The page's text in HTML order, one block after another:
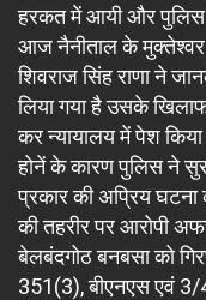
हरकत में आयी और पुलिस
आज नैनीताल के
शिवराज सिंह राणा ने
लिया गया है उसके
कर न्यायालय में पेश किया
होनें के कारण पुलिस ने
प्रकार की अप्रिय
की तहरीर पर आरोपी
बेलबंदगोठ बनबसा को
351(3), बीएनएस एवं 3/